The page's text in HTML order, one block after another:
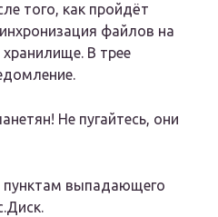
того, как пройдёт
файлов на
В трее
Не пугайтесь, они
выпадающего